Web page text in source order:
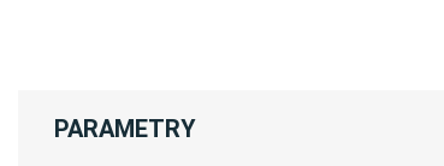
PARAMETRY